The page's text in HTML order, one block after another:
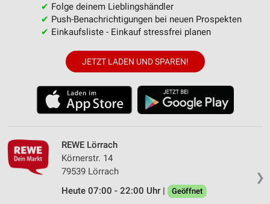
✔ Folge deinem Lieblingshändler
✔ Push-Benachrichtigungen bei neuen Prospekten
✔ Einkaufsliste - Einkauf stressfrei planen
JETZT LADEN UND SPAREN!
❯
REWE Lörrach
Körnerstr. 14
79539 Lörrach
Heute 07:00 - 22:00 Uhr |
Geöffnet